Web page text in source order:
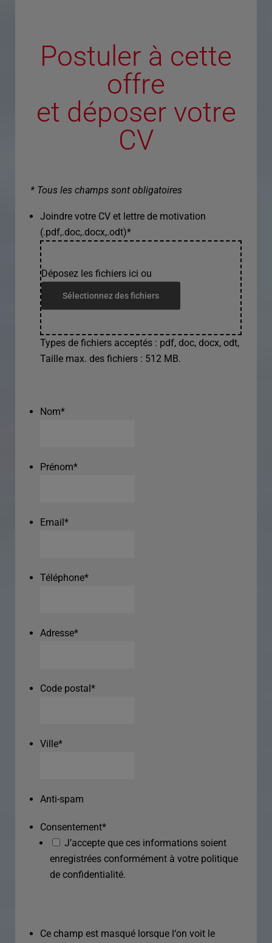
Postuler à cette
offre
et déposer votre
CV
* Tous les champs sont obligatoires
Joindre votre CV et lettre de motivation
(.pdf,.doc,.docx,.odt)*
Déposez les fichiers ici ou
Sélectionnez des fichiers
Types de fichiers acceptés : pdf, doc, docx, odt,
Taille max. des fichiers : 512 MB.
Nom*
Prénom*
Email*
Téléphone*
Adresse*
Code postal*
Ville*
Anti-spam
Consentement*
J’accepte que ces informations soient
enregistrées conformément à votre politique
de confidentialité.
Ce champ est masqué lorsque l‘on voit le